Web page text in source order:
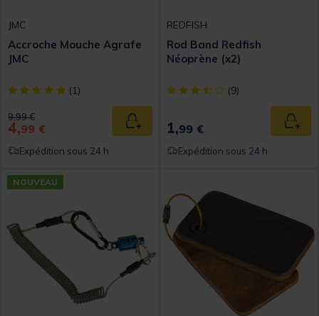
JMC
Accroche Mouche Agrafe
JMC
[object Object] out of 5 Customer Rating
(1)
Price reduced from
9,99 €to
4,99 € Ajouter au panier
Expédition sous 24 h
REDFISH
Rod Band Redfish
Néoprène (x2)
[object Object] out of 5
(9)
1,99 €
Expédition sous 24 h
NOUVEAU